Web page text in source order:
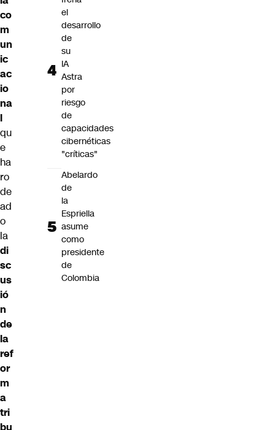
co
m
un
ic
ac
io
na
l
qu
e
ha
ro
de
ad
o
la
di
sc
us
ió
n
de
la
ref
or
m
a
tri
bu
el
desarrollo
de
su
IA
Astra
por
riesgo
de
capacidades
cibernéticas
"críticas"
Abelardo
de
la
Espriella
asume
como
presidente
de
Colombia